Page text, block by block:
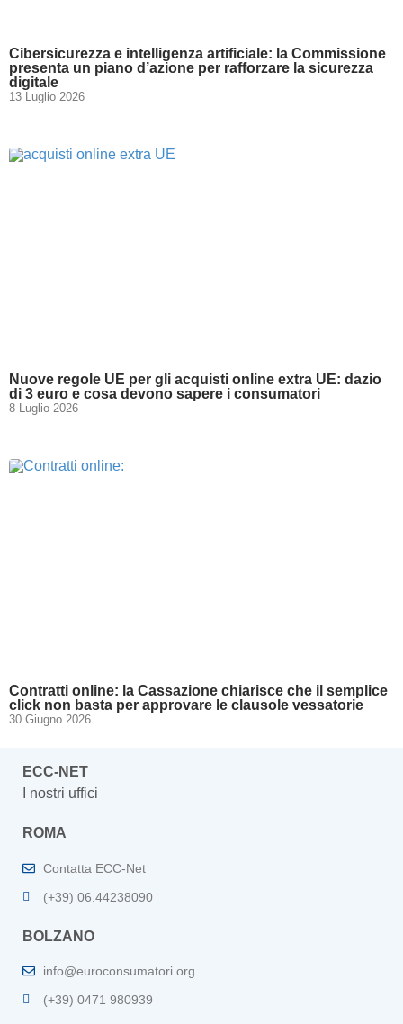
Cibersicurezza e intelligenza artificiale: la Commissione
presenta un piano d’azione per rafforzare la sicurezza
digitale
13 Luglio 2026
Nuove regole UE per gli acquisti online extra UE: dazio
di 3 euro e cosa devono sapere i consumatori
8 Luglio 2026
Contratti online: la Cassazione chiarisce che il semplice
click non basta per approvare le clausole vessatorie
30 Giugno 2026
ECC-NET
I nostri uffici
ROMA
Contatta ECC-Net
(+39) 06.44238090
BOLZANO
info@euroconsumatori.org
(+39) 0471 980939